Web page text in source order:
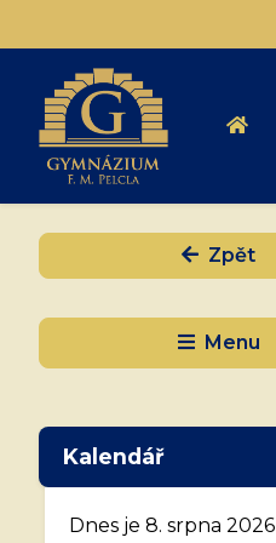
Zpět
Menu
Kalendář
Dnes je 8. srpna 2026